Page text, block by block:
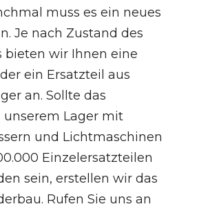
muss es ein neues
Je nach Zustand des
bieten wir Ihnen eine
ein Ersatzteil aus
an. Sollte das
Lager mit
und Lichtmaschinen
Einzelersatzteilen
sein, erstellen wir das
Rufen Sie uns an